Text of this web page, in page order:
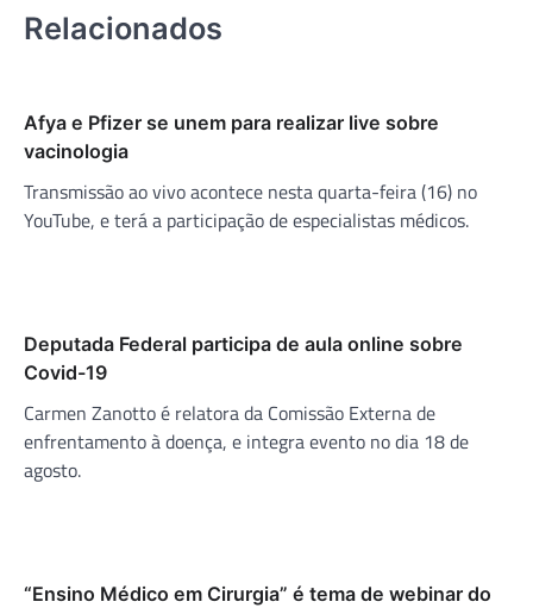
Relacionados
Afya e Pfizer se unem para realizar live sobre
vacinologia
Transmissão ao vivo acontece nesta quarta-feira (16) no
YouTube, e terá a participação de especialistas médicos.
Deputada Federal participa de aula online sobre
Covid-19
Carmen Zanotto é relatora da Comissão Externa de
enfrentamento à doença, e integra evento no dia 18 de
agosto.
“Ensino Médico em Cirurgia” é tema de webinar do